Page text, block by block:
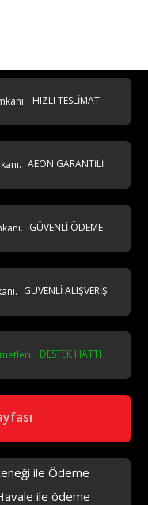
HIZLI TESLİMAT
AEON GARANTİLİ
GÜVENLİ ÖDEME
GÜVENLİ ALIŞVERİŞ
DESTEK HATTI
ile Ödeme
ile ödeme